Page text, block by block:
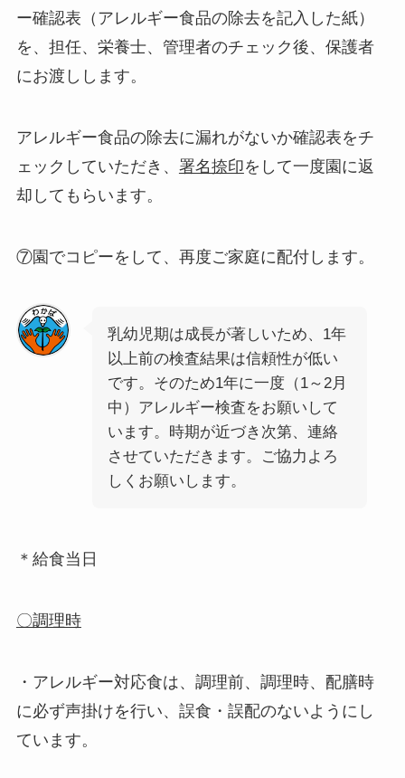
ー確認表（アレルギー食品の除去を記入した紙）
を、担任、栄養士、管理者のチェック後、保護者
にお渡しします。
アレルギー食品の除去に漏れがないか確認表をチ
ェックしていただき、 署名捺印をして一度園に返
却してもらいます。
⑦園でコピーをして、再度ご家庭に配付します。
乳幼児期は成長が著しいため、1年
以上前の検査結果は信頼性が低い
です。そのため1年に一度（1～2月
中）アレルギー検査をお願いして
います。時期が近づき次第、連絡
させていただきます。ご協力よろ
しくお願いします。
＊給食当日
〇調理時
・アレルギー対応食は、調理前、調理時、配膳時
に必ず声掛けを行い、誤食・誤配のないようにし
ています。